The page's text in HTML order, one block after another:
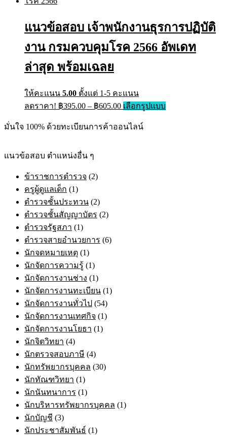
options
be
chosen
แนวข้อสอบ เจ้าพนักงานธุรการปฏิบัติ
งาน กรมควบคุมโรค 2566 อัพเดท
ล่าสุด พร้อมเฉลย
ให้คะแนน 5.00 ตั้งแต่ 1-5 คะแนน
ลดราคา! ฿395.00 – ฿605.00Price
range:
฿395.00
เลือกรูปแบบThis
product
มั่นใจ 100% ด้วยทะเบียนการค้าออนไลน์
แนวข้อสอบ ตำแหน่งอื่น ๆ
ข้าราชการตำรวจ (2)
ครูผู้ดูแลเด็ก (1)
ตำรวจชั้นประทวน (2)
ตำรวจชั้นสัญญาบัตร (2)
ตำรวจรัฐสภา (1)
ตำรวจสายอำนวยการ (6)
นักจดหมายเหตุ (1)
นักจัดการความรู้ (1)
นักจัดการงานช่าง (1)
นักจัดการงานทะเบียน (1)
นักจัดการงานทั่วไป (54)
นักจัดการงานเทศกิจ (1)
นักจัดการงานโยธา (1)
นักจิตวิทยา (4)
นักตรวจสอบภาษี (4)
นักทรัพยากรบุคคล (30)
นักทัณฑวิทยา (1)
นักนันทนาการ (1)
นักบริหารทรัพยากรบุคคล (1)
นักบัญชี (3)
นักประชาสัมพันธ์ (1)